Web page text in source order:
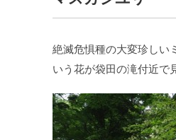
絶滅危惧種の大変珍しい
いう花が袋田の滝付近で